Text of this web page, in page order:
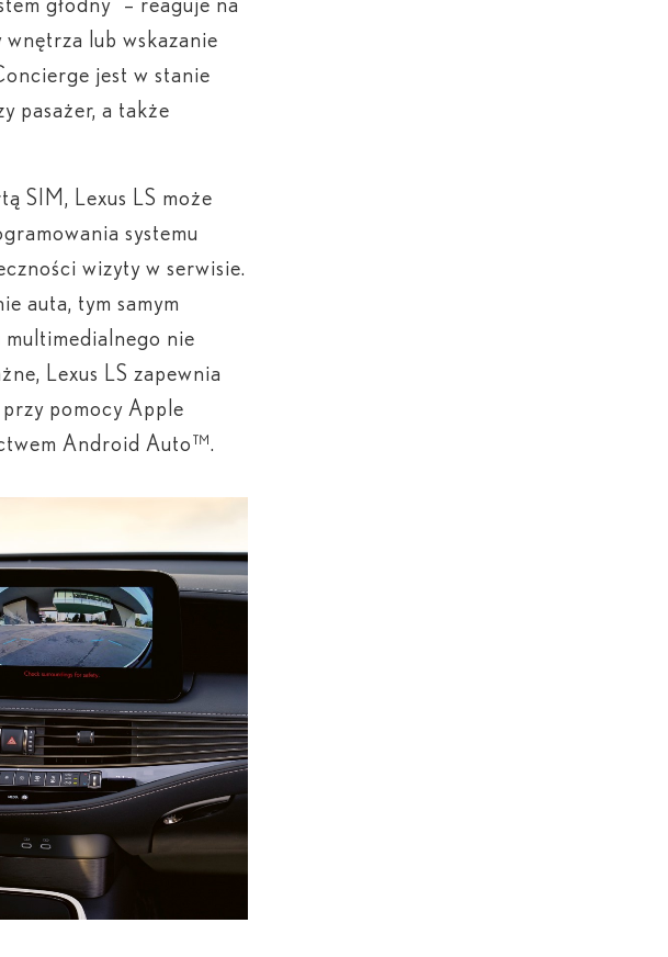
głodny” – reaguje na
lub wskazanie
jest w stanie
pasażer, a także
SIM, Lexus LS może
systemu
wizyty w serwisie.
auta, tym samym
multimedialnego nie
Lexus LS zapewnia
pomocy Apple
Android Auto™.